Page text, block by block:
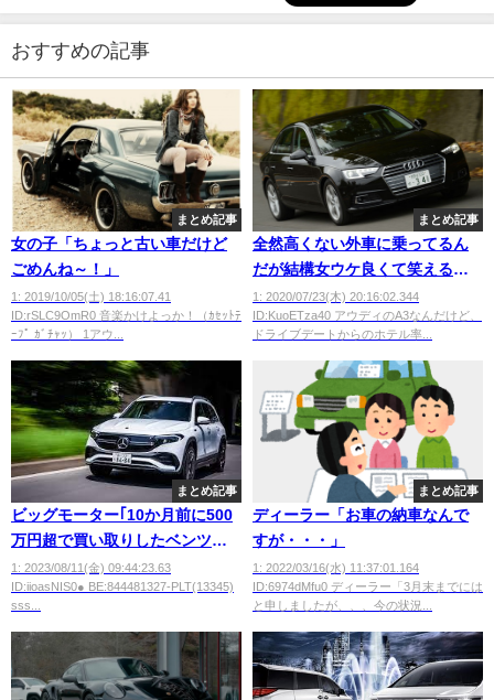
おすすめの記事
まとめ記事
女の子「ちょっと古い車だけど
ごめんね～！」
1: 2019/10/05(土) 18:16:07.41
ID:rSLC9OmR0 音楽かけよっか！（ｶｾｯﾄﾃ
ｰﾌﾟ ｶﾞﾁｬｯ） 1アウ...
まとめ記事
全然高くない外車に乗ってるん
だが結構女ウケ良くて笑えるｗ
ｗｗｗｗ
1: 2020/07/23(木) 20:16:02.344
ID:KuoETza40 アウディのA3なんだけど、
ドライブデートからのホテル率...
まとめ記事
ビッグモーター｢10か月前に500
万円超で買い取りしたベンツに
冠水した跡がある。700万円払
え｣
1: 2023/08/11(金) 09:44:23.63
ID:iioasNIS0● BE:844481327-PLT(13345)
sss...
まとめ記事
ディーラー「お車の納車なんで
すが・・・」
1: 2022/03/16(水) 11:37:01.164
ID:6974dMfu0 ディーラー「3月末までには
と申しましたが、、、今の状況...